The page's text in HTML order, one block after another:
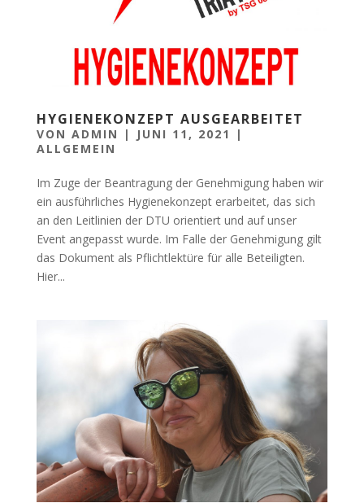
HYGIENEKONZEPT AUSGEARBEITET
VON ADMIN | JUNI 11, 2021
|
ALLGEMEIN
Im Zuge der Beantragung der Genehmigung haben wir
ein ausführliches Hygienekonzept erarbeitet, das sich
an den Leitlinien der DTU orientiert und auf unser
Event angepasst wurde. Im Falle der Genehmigung gilt
das Dokument als Pflichtlektüre für alle Beteiligten.
Hier...